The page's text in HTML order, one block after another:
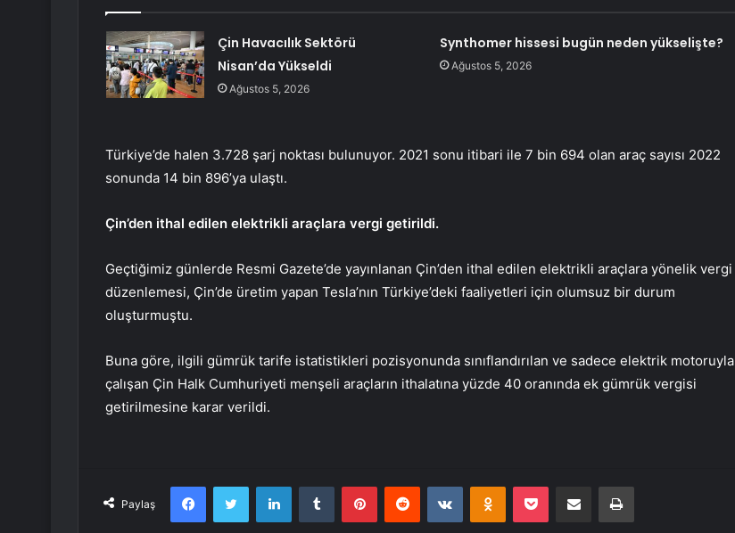
Çin Havacılık Sektörü
Nisan’da Yükseldi
Ağustos 5, 2026
Synthomer hissesi bugün neden yükselişte?
Ağustos 5, 2026
Türkiye’de halen 3.728 şarj noktası bulunuyor. 2021 sonu itibari ile 7 bin 694 olan araç sayısı 2022
sonunda 14 bin 896’ya ulaştı.
Çin’den ithal edilen elektrikli araçlara vergi getirildi.
Geçtiğimiz günlerde Resmi Gazete’de yayınlanan Çin’den ithal edilen elektrikli araçlara yönelik vergi
düzenlemesi, Çin’de üretim yapan Tesla’nın Türkiye’deki faaliyetleri için olumsuz bir durum
oluşturmuştu.
Buna göre, ilgili gümrük tarife istatistikleri pozisyonunda sınıflandırılan ve sadece elektrik motoruyla
çalışan Çin Halk Cumhuriyeti menşeli araçların ithalatına yüzde 40 oranında ek gümrük vergisi
getirilmesine karar verildi.
Paylaş
FacebookTwitter LinkedInTumblr PinterestReddit VKontakteOdnoklassniki
Pocket E-Posta ile paylaş Yazdır